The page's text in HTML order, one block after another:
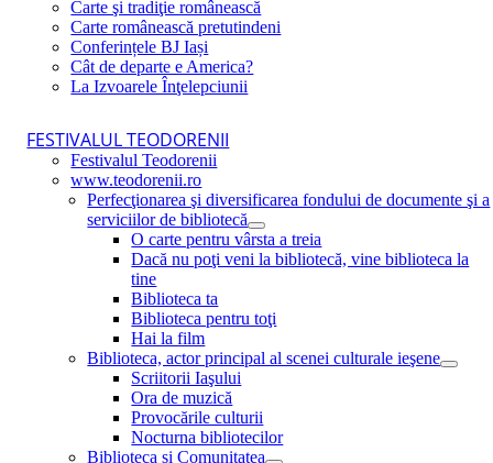
Carte şi tradiţie românească
Carte românească pretutindeni
Conferințele BJ Iași
Cât de departe e America?
La Izvoarele Înţelepciunii
FESTIVALUL TEODORENII
Festivalul Teodorenii
www.teodorenii.ro
Perfecţionarea şi diversificarea fondului de documente şi a
serviciilor de bibliotecă
O carte pentru vârsta a treia
Dacă nu poţi veni la bibliotecă, vine biblioteca la
tine
Biblioteca ta
Biblioteca pentru toţi
Hai la film
Biblioteca, actor principal al scenei culturale ieşene
Scriitorii Iaşului
Ora de muzică
Provocările culturii
Nocturna bibliotecilor
Biblioteca și Comunitatea